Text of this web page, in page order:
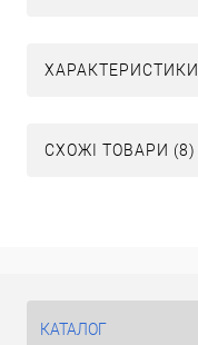
ХАРАКТЕРИСТИКИ
СХОЖІ ТОВАРИ (8)
КАТАЛОГ